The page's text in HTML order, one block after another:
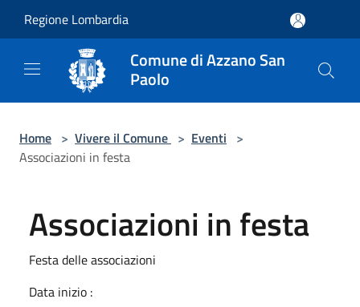
Regione Lombardia
Comune di Azzano San
Paolo
Home > Vivere il Comune > Eventi >
Associazioni in festa
Associazioni in festa
Festa delle associazioni
Data inizio :